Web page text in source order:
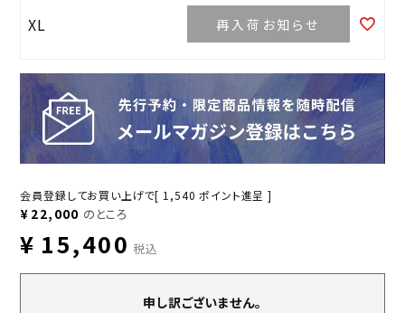
XL 再入荷お知らせ
会員登録してお買い上げで[ 1,540 ポイント進呈 ]
¥ 22,000 のところ
¥ 15,400 税込
申し訳ございません。